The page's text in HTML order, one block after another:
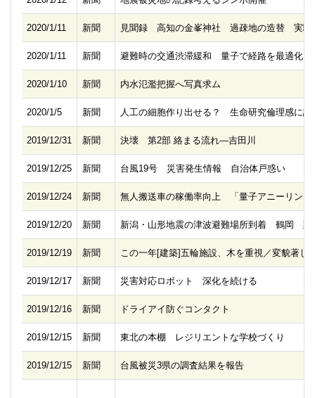
2020/1/11 新聞 見聞録 高知の金峯神社 過疎地の造替 実験
2020/1/11 新聞 避難時の交通渋滞緩和 量子で経路を最適化
2020/1/10 新聞 内水氾濫把握へ写真求ム
2020/1/5 新聞 人工の細胞作り出せる？ 生命研究倫理感に議
2019/12/31 新聞 決壊 第2部 絡まる流れ―吉田川
2019/12/25 新聞 台風19号 災害発生情報 自治体戸惑い
2019/12/24 新聞 無人搬送車の稼働率向上 「量子アニーリン
2019/12/20 新聞 新潟・山形地震の津波避難場所到着 鶴岡 到
2019/12/19 新聞 この一年[建築]五輪施設、木を重視／変貌著し
2019/12/17 新聞 災害対応ロボット 深化を続ける
2019/12/16 新聞 ドライアイ防ぐコンタクト
2019/12/15 新聞 東北の本棚 レジリエントな学校づくり
2019/12/15 新聞 台風被災3県の調査結果を報告